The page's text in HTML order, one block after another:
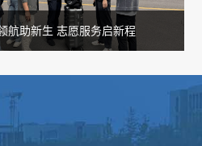
新生 志愿服务启新程